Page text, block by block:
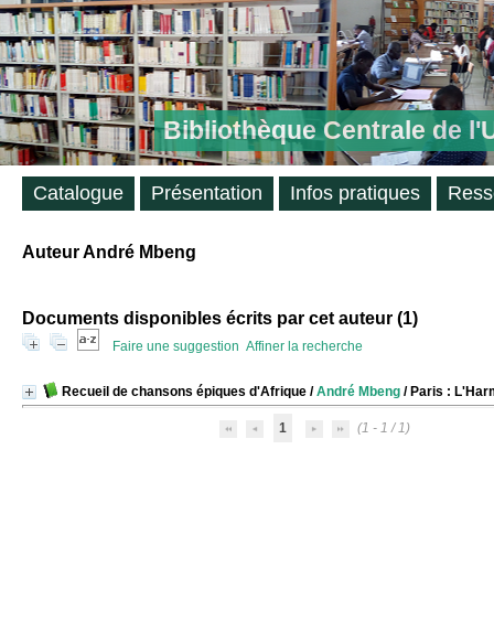
Bibliothèque Centrale de
Auteur André Mbeng
Documents disponibles écrits par cet auteur (1)
Faire une suggestion Affiner la recherche
Recueil de chansons épiques d'Afrique /André Mbeng / Paris :
1 (1 - 1 / 1)
Catalogue Présentation Infos pratiques